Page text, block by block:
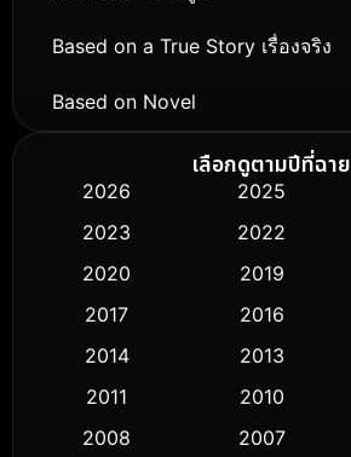
Based on a True Story เรื่องจริง
Based on Novel
Biography ชีวิตจริง
Classic หนังคลาสสิก
Comedy ตลก
Crime อาชญากรรม
เลือกดูตามปีที่ฉาย
2026 2025
2023
2022
2020
2019
2017
2016
2014
2013
2011
2010
2008
2007